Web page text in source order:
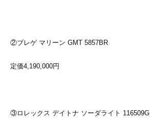
②ブレゲ マリーン GMT 5857BR
定価4,190,000円
③ロレックス デイトナ ソーダライト 116509G